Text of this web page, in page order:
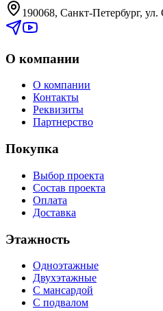
190068, Санкт-Петербург,
О компании
О компании
Контакты
Реквизиты
Партнерство
Покупка
Выбор проекта
Состав проекта
Оплата
Доставка
Этажность
Одноэтажные
Двухэтажные
С мансардой
С подвалом